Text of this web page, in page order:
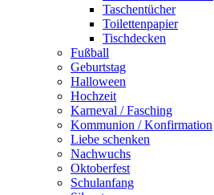
Taschentücher
Toilettenpapier
Tischdecken
Fußball
Geburtstag
Halloween
Hochzeit
Karneval / Fasching
Kommunion / Konfirmation
Liebe schenken
Nachwuchs
Oktoberfest
Schulanfang